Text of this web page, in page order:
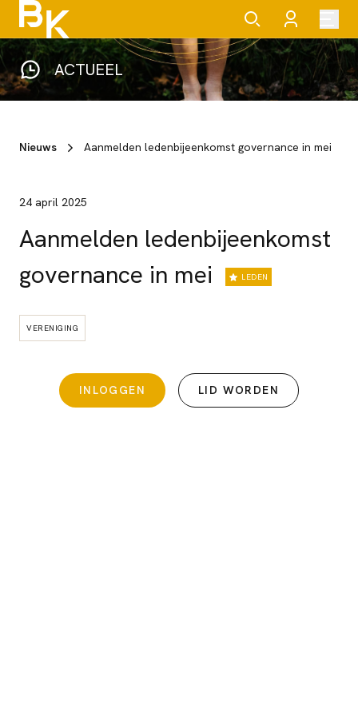
ACTUEEL
Nieuws Aanmelden ledenbijeenkomst governance in mei
24 april 2025
Aanmelden ledenbijeenkomst
governance in mei
LEDEN
VERENIGING
INLOGGEN LID WORDEN